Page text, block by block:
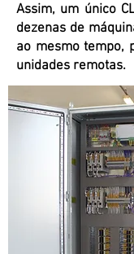
Assim, um único
dezenas de
ao mesmo tempo,
unidades remotas.